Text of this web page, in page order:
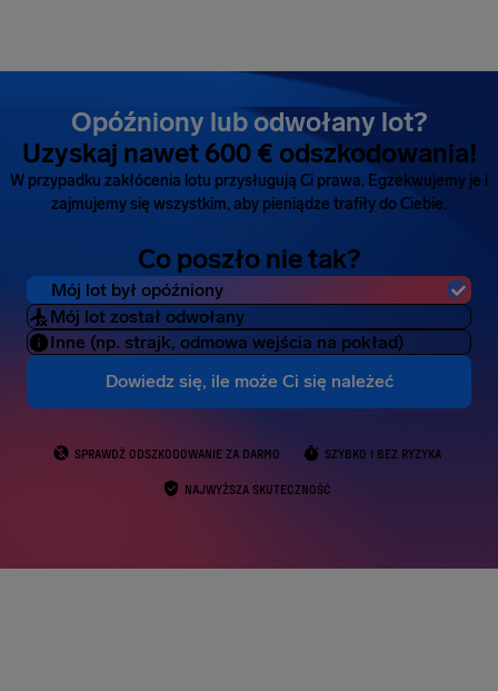
Opóźniony lub odwołany lot?
Uzyskaj nawet 600 € odszkodowania!
W przypadku zakłócenia lotu przysługują Ci prawa. Egzekwujemy je i
zajmujemy się wszystkim, aby pieniądze trafiły do Ciebie.
Co poszło nie tak?
Mój lot był opóźniony
Mój lot został odwołany
Inne (np. strajk, odmowa wejścia na pokład)
Dowiedz się, ile może Ci się należeć
SPRAWDŹ ODSZKODOWANIE ZA DARMO SZYBKO I BEZ RYZYKA
NAJWYŻSZA SKUTECZNOŚĆ